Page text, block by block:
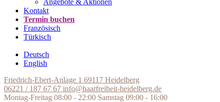
Angebote & Aktionen
Kontakt
Termin buchen
Französisch
Türkisch
Deutsch
English
Friedrich-Ebert-Anlage 1 69117 Heidelberg
06221 / 187 67 67 info@haarfreiheit-heidelberg.de
Montag-Freitag 08:00 - 22:00 Samstag 09:00 - 16:00